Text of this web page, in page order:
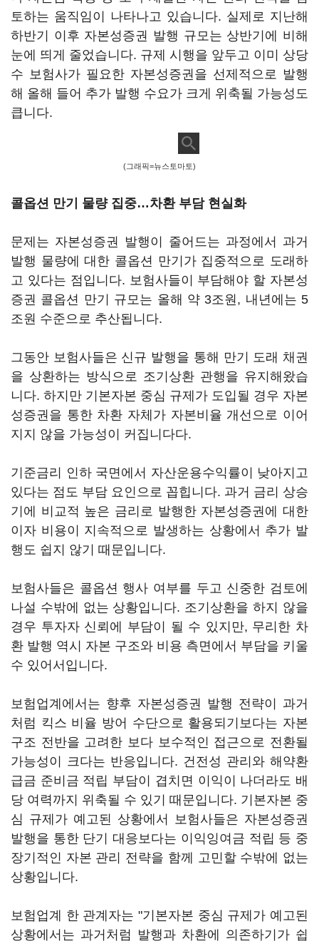
토하는 움직임이 나타나고 있습니다. 실제로 지난해
하반기 이후 자본성증권 발행 규모는 상반기에 비해
눈에 띄게 줄었습니다. 규제 시행을 앞두고 이미 상당
수 보험사가 필요한 자본성증권을 선제적으로 발행
해 올해 들어 추가 발행 수요가 크게 위축될 가능성도
큽니다.
(그래픽=뉴스토마토)
콜옵션 만기 물량 집중…차환 부담 현실화
문제는 자본성증권 발행이 줄어드는 과정에서 과거
발행 물량에 대한 콜옵션 만기가 집중적으로 도래하
고 있다는 점입니다. 보험사들이 부담해야 할 자본성
증권 콜옵션 만기 규모는 올해 약 3조원, 내년에는 5
조원 수준으로 추산됩니다.
그동안 보험사들은 신규 발행을 통해 만기 도래 채권
을 상환하는 방식으로 조기상환 관행을 유지해왔습
니다. 하지만 기본자본 중심 규제가 도입될 경우 자본
성증권을 통한 차환 자체가 자본비율 개선으로 이어
지지 않을 가능성이 커집니다다.
기준금리 인하 국면에서 자산운용수익률이 낮아지고
있다는 점도 부담 요인으로 꼽힙니다. 과거 금리 상승
기에 비교적 높은 금리로 발행한 자본성증권에 대한
이자 비용이 지속적으로 발생하는 상황에서 추가 발
행도 쉽지 않기 때문입니다.
보험사들은 콜옵션 행사 여부를 두고 신중한 검토에
나설 수밖에 없는 상황입니다. 조기상환을 하지 않을
경우 투자자 신뢰에 부담이 될 수 있지만, 무리한 차
환 발행 역시 자본 구조와 비용 측면에서 부담을 키울
수 있어서입니다.
보험업계에서는 향후 자본성증권 발행 전략이 과거
처럼 킥스 비율 방어 수단으로 활용되기보다는 자본
구조 전반을 고려한 보다 보수적인 접근으로 전환될
가능성이 크다는 반응입니다. 건전성 관리와 해약환
급금 준비금 적립 부담이 겹치면 이익이 나더라도 배
당 여력까지 위축될 수 있기 때문입니다. 기본자본 중
심 규제가 예고된 상황에서 보험사들은 자본성증권
발행을 통한 단기 대응보다는 이익잉여금 적립 등 중
장기적인 자본 관리 전략을 함께 고민할 수밖에 없는
상황입니다.
보험업계 한 관계자는 "기본자본 중심 규제가 예고된
상황에서는 과거처럼 발행과 차환에 의존하기가 쉽